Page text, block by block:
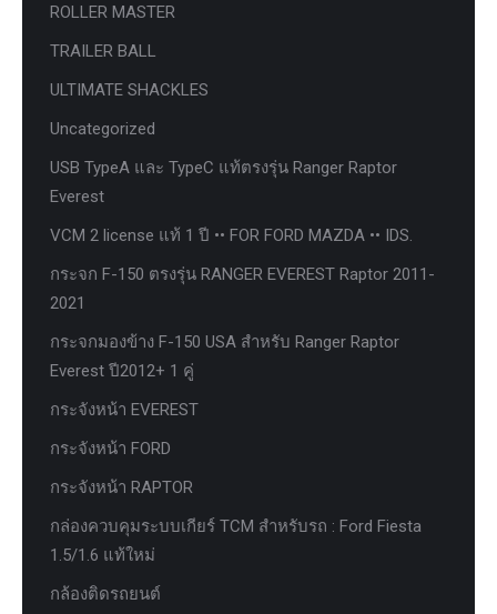
ROLLER MASTER
TRAILER BALL
ULTIMATE SHACKLES
Uncategorized
USB TypeA และ TypeC แท้ตรงรุ่น Ranger Raptor
Everest
VCM 2 license แท้ 1 ปี •• FOR FORD MAZDA •• IDS.
กระจก F-150 ตรงรุ่น RANGER EVEREST Raptor 2011-
2021
กระจกมองข้าง F-150 USA สำหรับ Ranger Raptor
Everest ปี2012+ 1 คู่
กระจังหน้า EVEREST
กระจังหน้า FORD
กระจังหน้า RAPTOR
กล่องควบคุมระบบเกียร์ TCM สำหรับรถ : Ford Fiesta
1.5/1.6 แท้ใหม่
กล้องติดรถยนต์